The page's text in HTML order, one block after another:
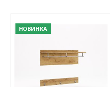
НОВИНКА